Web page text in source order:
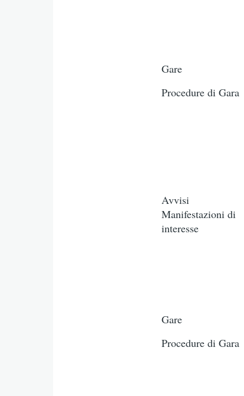
Gare
Procedure di Gara
Avvisi
Manifestazioni di
interesse
Gare
Procedure di Gara